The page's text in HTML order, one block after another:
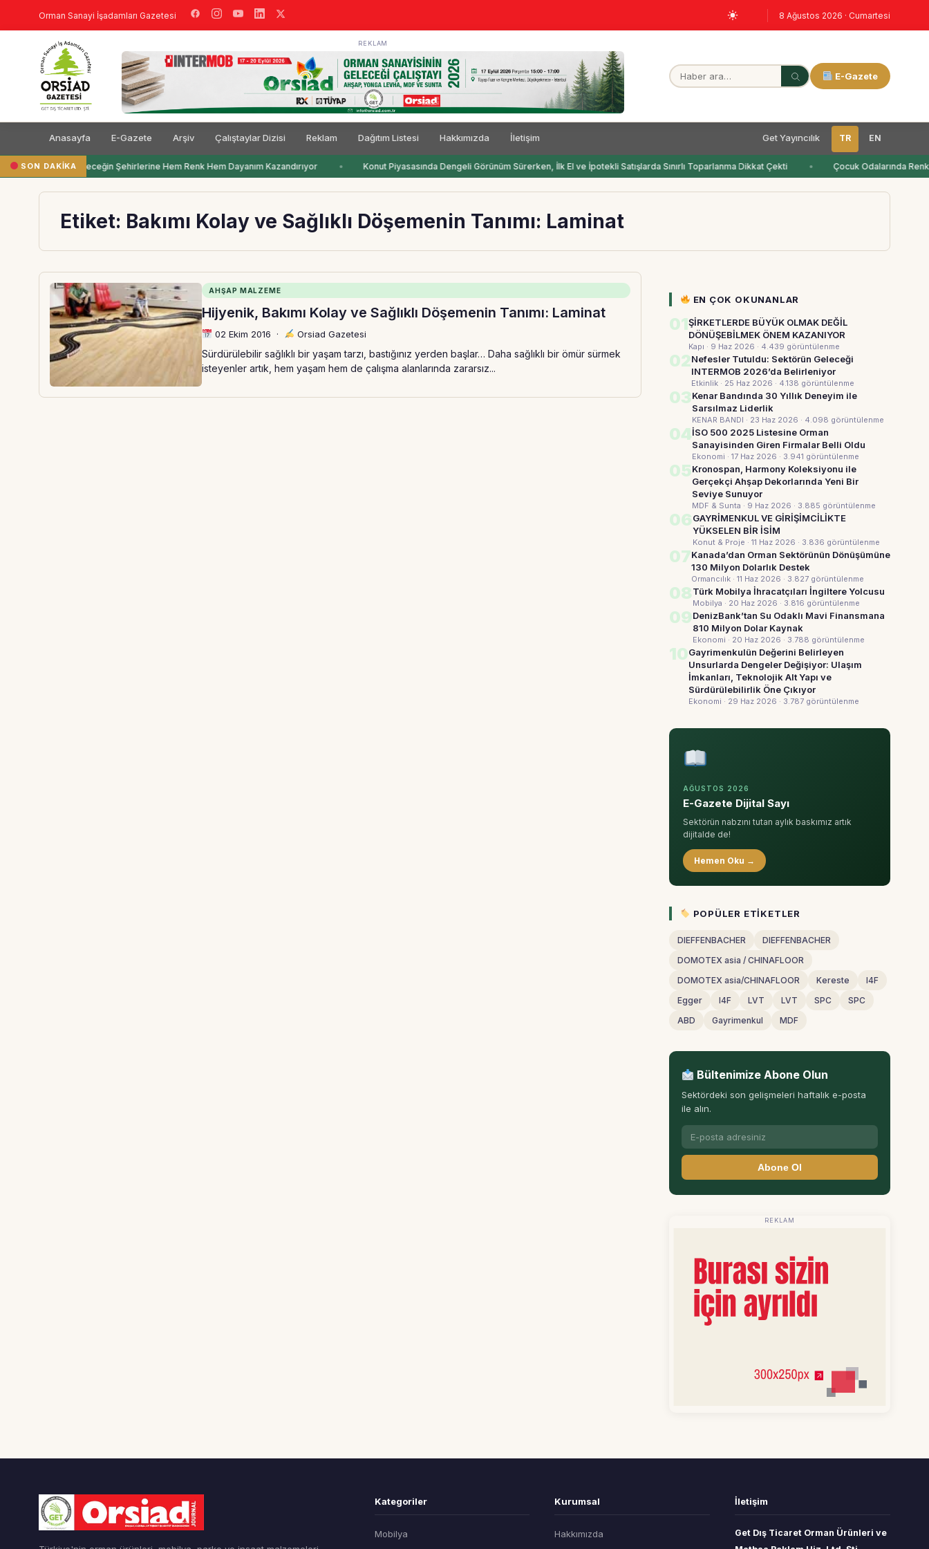
Orman Sanayi İşadamları Gazetesi 8 Ağustos 2026 · Cumartesi
REKLAM
E-Gazete
Anasayfa E-Gazete Arşiv Çalıştaylar Dizisi Reklam Dağıtım Listesi Hakkımızda İletişim Get Yayıncılık TR EN
SON DAKIKA
Filli Boya Geleceğin Şehirlerine Hem Renk Hem Dayanım Kazandırıyor Konut Piyasasında Dengeli Görünüm Sürerken, İlk El ve İpotekli Satışlarda Sınırlı Toparlanma Dikkat Çekti Çocuk Odalarında
Etiket: Bakımı Kolay ve Sağlıklı Döşemenin Tanımı: Laminat
AHŞAP MALZEME
Hijyenik, Bakımı Kolay ve Sağlıklı Döşemenin Tanımı: Laminat
02 Ekim 2016 · Orsiad Gazetesi
Sürdürülebilir sağlıklı bir yaşam tarzı, bastığınız yerden başlar… Daha sağlıklı bir ömür sürmek
isteyenler artık, hem yaşam hem de çalışma alanlarında zararsız...
EN ÇOK OKUNANLAR
01ŞİRKETLERDE BÜYÜK OLMAK DEĞİL
DÖNÜŞEBİLMEK ÖNEM KAZANIYOR
Kapı · 9 Haz 2026 · 4.439 görüntülenme
02Nefesler Tutuldu: Sektörün Geleceği
INTERMOB 2026’da Belirleniyor
Etkinlik · 25 Haz 2026 · 4.138 görüntülenme
03Kenar Bandında 30 Yıllık Deneyim ile
Sarsılmaz Liderlik
KENAR BANDI · 23 Haz 2026 · 4.098 görüntülenme
04İSO 500 2025 Listesine Orman
Sanayisinden Giren Firmalar Belli Oldu
Ekonomi · 17 Haz 2026 · 3.941 görüntülenme
05Kronospan, Harmony Koleksiyonu ile
Gerçekçi Ahşap Dekorlarında Yeni Bir
Seviye Sunuyor
MDF & Sunta · 9 Haz 2026 · 3.885 görüntülenme
06GAYRİMENKUL VE GİRİŞİMCİLİKTE
YÜKSELEN BİR İSİM
Konut & Proje · 11 Haz 2026 · 3.836 görüntülenme
07Kanada’dan Orman Sektörünün Dönüşümüne
130 Milyon Dolarlık Destek
Ormancılık · 11 Haz 2026 · 3.827 görüntülenme
08Türk Mobilya İhracatçıları İngiltere Yolcusu
Mobilya · 20 Haz 2026 · 3.816 görüntülenme
09DenizBank’tan Su Odaklı Mavi Finansmana
810 Milyon Dolar Kaynak
Ekonomi · 20 Haz 2026 · 3.788 görüntülenme
10Gayrimenkulün Değerini Belirleyen
Unsurlarda Dengeler Değişiyor: Ulaşım
İmkanları, Teknolojik Alt Yapı ve
Sürdürülebilirlik Öne Çıkıyor
Ekonomi · 29 Haz 2026 · 3.787 görüntülenme
AĞUSTOS 2026
E-Gazete Dijital Sayı
Sektörün nabzını tutan aylık baskımız artık
dijitalde de!
Hemen Oku →
POPÜLER ETIKETLER
DIEFFENBACHER
DIEFFENBACHER
DOMOTEX asia / CHINAFLOOR
DOMOTEX asia/CHINAFLOOR
Kereste
I4F
Egger
I4F LVT LVT SPC
SPC
ABD
Gayrimenkul MDF
Bültenimize Abone Olun
Sektördeki son gelişmeleri haftalık e-posta
ile alın.
Abone Ol
REKLAM
Kategoriler
Mobilya
Kurumsal
Hakkımızda
İletişim
Get Dış Ticaret Orman Ürünleri ve